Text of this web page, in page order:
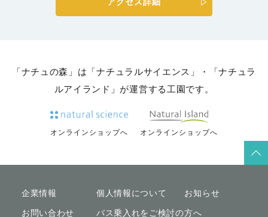
「ナチュの森」は「ナチュラルサイエンス」・「ナチュラ
ルアイランド」が運営する工園です。
オンラインショップへ オンラインショップへ
企業情報 個人情報について
お知らせ
お問い合わせ
バス乗入れをご検討の方へ